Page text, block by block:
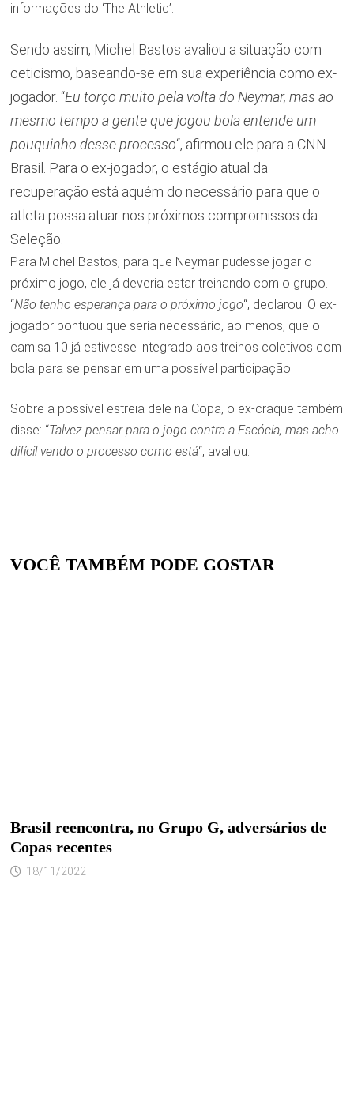
informações do ‘The Athletic’.
Sendo assim, Michel Bastos avaliou a situação com
ceticismo, baseando-se em sua experiência como ex-
jogador. “Eu torço muito pela volta do Neymar, mas ao
mesmo tempo a gente que jogou bola entende um
pouquinho desse processo“, afirmou ele para a CNN
Brasil. Para o ex-jogador, o estágio atual da
recuperação está aquém do necessário para que o
atleta possa atuar nos próximos compromissos da
Seleção.
Para Michel Bastos, para que Neymar pudesse jogar o
próximo jogo, ele já deveria estar treinando com o grupo.
“Não tenho esperança para o próximo jogo“, declarou. O ex-
jogador pontuou que seria necessário, ao menos, que o
camisa 10 já estivesse integrado aos treinos coletivos com
bola para se pensar em uma possível participação.
Sobre a possível estreia dele na Copa, o ex-craque também
disse: “Talvez pensar para o jogo contra a Escócia, mas acho
difícil vendo o processo como está“, avaliou.
VOCÊ TAMBÉM PODE GOSTAR
Brasil reencontra, no Grupo G, adversários de
Copas recentes
18/11/2022